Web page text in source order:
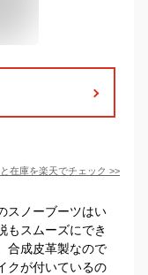
在庫を楽天でチェック >>
スノーブーツはい
もスムーズにでき
合成皮革製なので
クが付いているの